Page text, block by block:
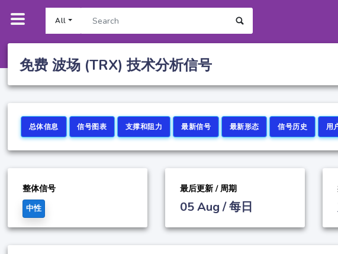
All
免费 波场 (TRX) 技术分析信号
总体信息 信号图表 支撑和阻力 最新信号 最新形态 信号历史 用
整体信号
中性
最后更新 / 周期
05 Aug / 每日